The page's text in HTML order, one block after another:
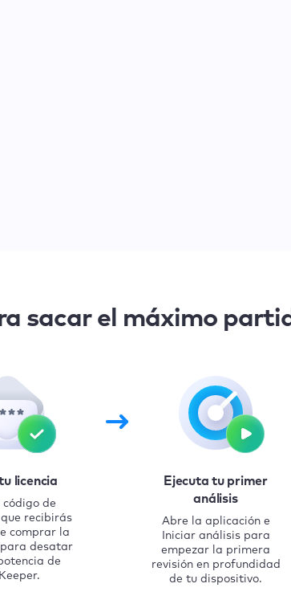
sacar el máximo
licencia
código de
recibirás
comprar la
desatar
de
Ejecuta tu primer
análisis
Abre la aplicación e
Iniciar análisis para
empezar la primera
revisión en profundidad
de tu dispositivo.